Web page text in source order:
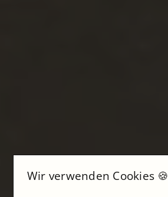
Wir verwenden Cookies 🍪